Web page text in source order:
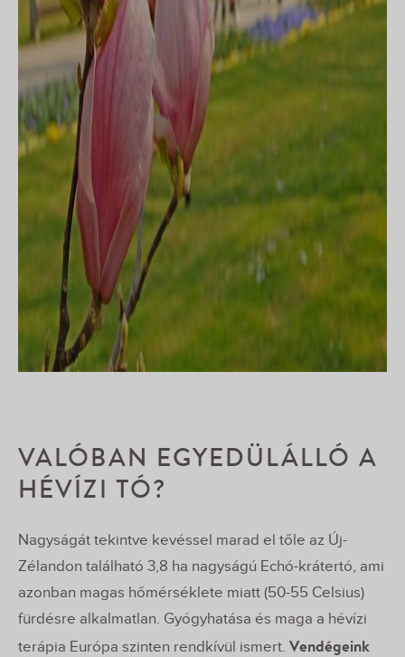
VALÓBAN EGYEDÜLÁLLÓ A
HÉVÍZI TÓ?
Nagyságát tekintve kevéssel marad el tőle az Új-
Zélandon található 3,8 ha nagyságú Echó-krátertó, ami
azonban magas hőmérséklete miatt (50-55 Celsius)
fürdésre alkalmatlan. Gyógyhatása és maga a hévízi
terápia Európa szinten rendkívül ismert. Vendégeink